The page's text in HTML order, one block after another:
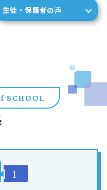
生徒・保護者の声
SCHOOL